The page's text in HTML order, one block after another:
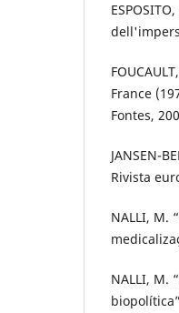
France
Fontes,
JANSEN-
Rivista
NALLI, M.
NALLI, M.